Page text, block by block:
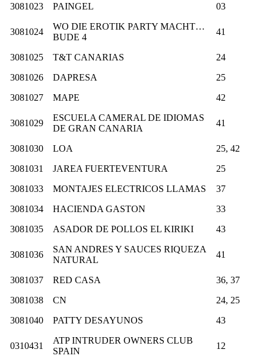
3081023
PAINGEL 03
3081024
WO DIE EROTIK PARTY MACHT…
BUDE 4
41
3081025 T&T CANARIAS
24
3081026
DAPRESA
25
3081027
MAPE 42
3081029
ESCUELA CAMERAL DE IDIOMAS
DE GRAN CANARIA
41
3081030 LOA
25, 42
3081031
JAREA FUERTEVENTURA
25
3081033
MONTAJES ELECTRICOS LLAMAS
37
3081034
HACIENDA GASTON
33
3081035
ASADOR DE POLLOS EL KIRIKI 43
3081036
SAN ANDRES Y SAUCES RIQUEZA
NATURAL
41
3081037 RED CASA
36, 37
3081038
CN
24, 25
3081040
PATTY DESAYUNOS 43
0310431
ATP INTRUDER OWNERS CLUB
SPAIN
12